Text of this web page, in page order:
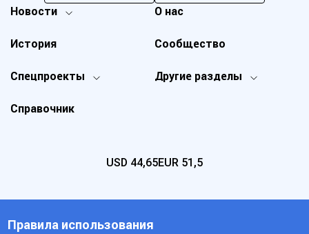
Новости
Спецпроекты Другие разделы
История
О нас
Справочник
Сообщество
USD 44,65EUR 51,5
Правила использования